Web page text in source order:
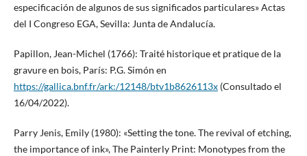
especificación de algunos de sus significados particulares» Actas
del I Congreso EGA, Sevilla: Junta de Andalucía.
Papillon, Jean-Michel (1766): Traité historique et pratique de la
gravure en bois, París: P.G. Simón en
https://gallica.bnf.fr/ark:/12148/btv1b8626113x(Consultado el
16/04/2022).
Parry Jenis, Emily (1980): «Setting the tone. The revival of etching,
the importance of ink», The Painterly Print: Monotypes from the